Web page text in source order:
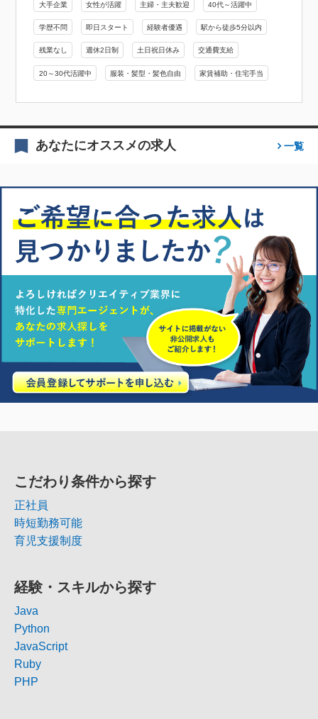
大手企業 女性が活躍 主婦・主夫歓迎 40代～活躍中
学歴不問 即日スタート 経験者優遇 駅から徒歩5分以内
残業なし 週休2日制 土日祝日休み 交通費支給
20～30代活躍中 服装・髪型・髪色自由 家賃補助・住宅手当
あなたにオススメの求人 一覧
こだわり条件から探す
正社員
時短勤務可能
育児支援制度
経験・スキルから探す
Java
Python
JavaScript
Ruby
PHP